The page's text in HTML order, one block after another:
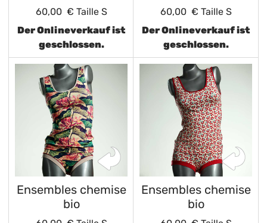
60,00 € Taille S
Der Onlineverkauf ist
geschlossen.
60,00 € Taille S
Der Onlineverkauf ist
geschlossen.
Ensembles chemise
bio
Ensembles chemise
bio